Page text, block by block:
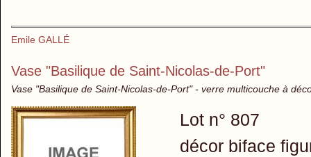
Emile GALLÉ
Vase "Basilique de Saint-Nicolas-de-Port"
Vase "Basilique de Saint-Nicolas-de-Port" - verre multicouche à
Lot n° 807
décor biface